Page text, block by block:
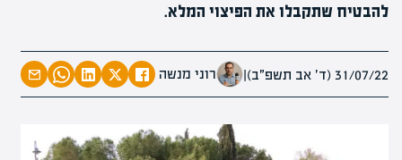
להבטיח שתקבלו את הפיצוי המלא.
31/07/22 (ד׳ אב תשפ״ב) | רוני מנשה